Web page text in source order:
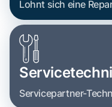
Lohnt sich eine
Servicepartner-